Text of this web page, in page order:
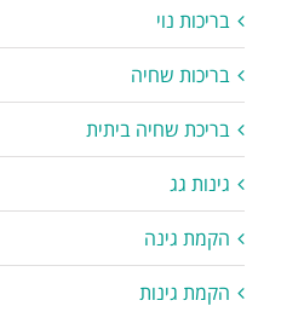
בריכות נוי
בריכות שחיה
בריכת שחיה ביתית
גינות גג
הקמת גינה
הקמת גינות